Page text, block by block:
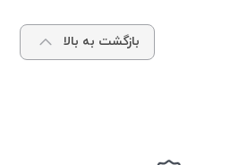
بازگشت به بالا